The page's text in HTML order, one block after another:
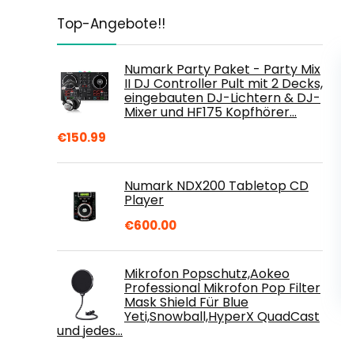
Top-Angebote!!
Numark Party Paket - Party Mix
II DJ Controller Pult mit 2 Decks,
eingebauten DJ-Lichtern & DJ-
Mixer und HF175 Kopfhörer…
€150.99
Numark NDX200 Tabletop CD
Player
€600.00
Mikrofon Popschutz,Aokeo
Professional Mikrofon Pop Filter
Mask Shield Für Blue
Yeti,Snowball,HyperX QuadCast
und jedes…